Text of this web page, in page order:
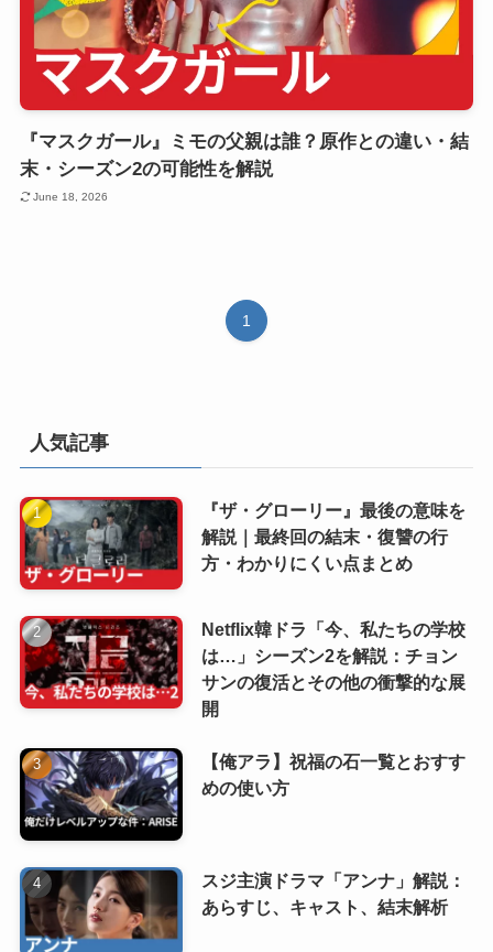
『マスクガール』ミモの父親は誰？原作との違い・結
末・シーズン2の可能性を解説
June 18, 2026
1
人気記事
『ザ・グローリー』最後の意味を
解説｜最終回の結末・復讐の行
方・わかりにくい点まとめ
Netflix韓ドラ「今、私たちの学校
は…」シーズン2を解説：チョン
サンの復活とその他の衝撃的な展
開
【俺アラ】祝福の石一覧とおすす
めの使い方
スジ主演ドラマ「アンナ」解説：
あらすじ、キャスト、結末解析